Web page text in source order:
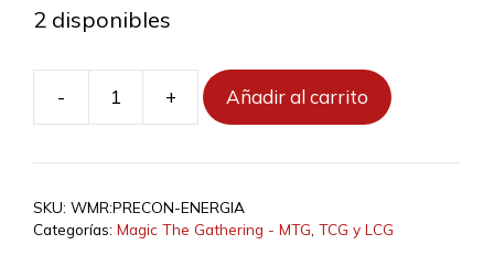
original
50,00 €.
actual
45,00 €.
2 disponibles
-
MTG:
-
Energía
+ Añadir al carrito
SKU: WMR:PRECON-ENERGIA
Categorías: Magic The Gathering - MTG TCG y LCG